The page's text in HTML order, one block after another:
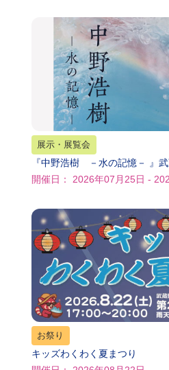
展示・展覧会
『中野浩樹 －水の記憶－ 』
開催日： 2026年07月25日 -
お祭り
キッズわくわく夏まつり